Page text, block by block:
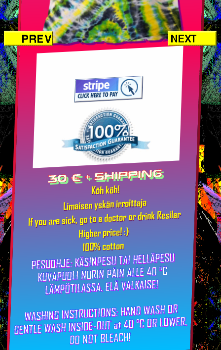
30 € + shipping
Köh köh!
Limaisen yskän irroittaja
If you are sick, go to a doctor or drink Resilar
Higher price! :)
100% cotton
PESUOHJE: KÄSINPESU TAI HELLÄPESU
KUVAPUOLI NURIN PÄIN ALLE 40 °C
LÄMPÖTILASSA. ELÄ VALKAISE!
WASHING INSTRUCTIONS: HAND WASH OR
GENTLE WASH INSIDE-OUT at 40 °C OR LOWER.
DO NOT BLEACH!